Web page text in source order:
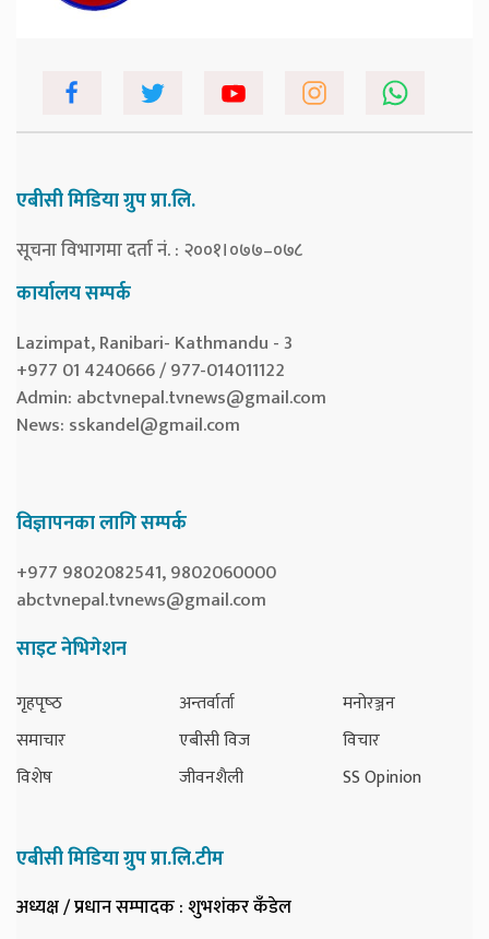
एबीसी मिडिया ग्रुप प्रा.लि.
सूचना विभागमा दर्ता नं. : २००१।०७७–०७८
कार्यालय सम्पर्क
Lazimpat, Ranibari- Kathmandu - 3
+977 01 4240666 / 977-014011122
Admin: abctvnepal.tvnews@gmail.com
News: sskandel@gmail.com
विज्ञापनका लागि सम्पर्क
+977 9802082541, 9802060000
abctvnepal.tvnews@gmail.com
साइट नेभिगेशन
गृहपृष्‍ठ
समाचार
विशेष
अन्तर्वार्ता
एबीसी विज
जीवनशैली
मनोरञ्जन
विचार
SS Opinion
एबीसी मिडिया ग्रुप प्रा.लि.टीम
अध्यक्ष / प्रधान सम्पादक: शुभशंकर कँडेल